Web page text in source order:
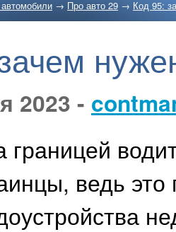
→ Про авто 29 → Код 95:
2023 -
границей
ведь